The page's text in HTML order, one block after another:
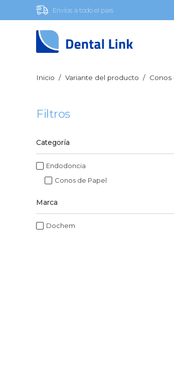
Envíos a todo el pais
Inicio / Variante del producto / Conos
Filtros
Categoría
Endodoncia
Conos de Papel
Marca
Dochem